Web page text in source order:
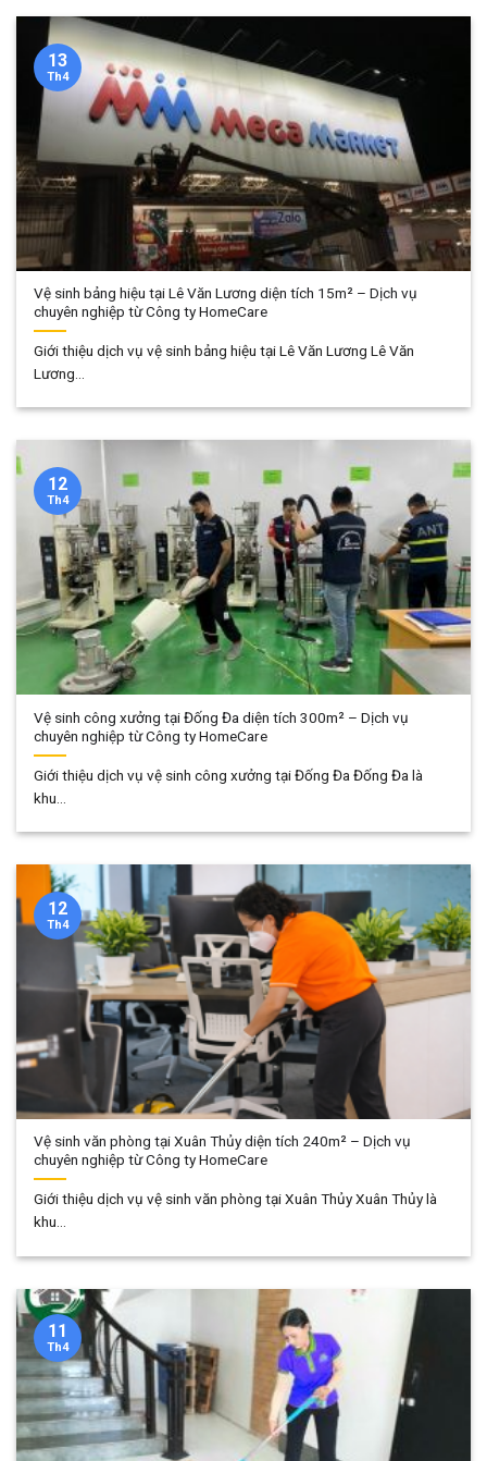
Vệ sinh bảng hiệu tại Lê Văn Lương diện tích 15m² – Dịch vụ
chuyên nghiệp từ Công ty HomeCare
Giới thiệu dịch vụ vệ sinh bảng hiệu tại Lê Văn Lương Lê Văn
Lương...
13
Th4
Vệ sinh công xưởng tại Đống Đa diện tích 300m² – Dịch vụ
chuyên nghiệp từ Công ty HomeCare
Giới thiệu dịch vụ vệ sinh công xưởng tại Đống Đa Đống Đa là
khu...
12
Th4
Vệ sinh văn phòng tại Xuân Thủy diện tích 240m² – Dịch vụ
chuyên nghiệp từ Công ty HomeCare
Giới thiệu dịch vụ vệ sinh văn phòng tại Xuân Thủy Xuân Thủy là
khu...
12
Th4
11
Th4